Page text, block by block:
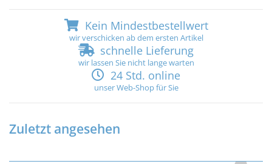
Kein Mindestbestellwert
wir verschicken ab dem ersten Artikel
schnelle Lieferung
wir lassen Sie nicht lange warten
24 Std. online
unser Web-Shop für Sie
Zuletzt angesehen